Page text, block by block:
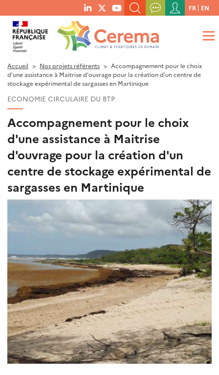
menu
social
links
RECHERCHER UN MOT-CLÉ, UNE PUBLICATION, ETC.
QUE RECHERCHEZ-VOUS ?
Menu
du
compte
de
FR EN
Accueil Nos projets référents
Accompagnement pour le choix
d'une assistance à Maitrise d'ouvrage pour la création d'un centre de
stockage expérimental de sargasses en Martinique
ECONOMIE CIRCULAIRE DU BTP
Accompagnement pour le choix
d'une assistance à Maitrise
d'ouvrage pour la création d'un
centre de stockage expérimental de
sargasses en Martinique